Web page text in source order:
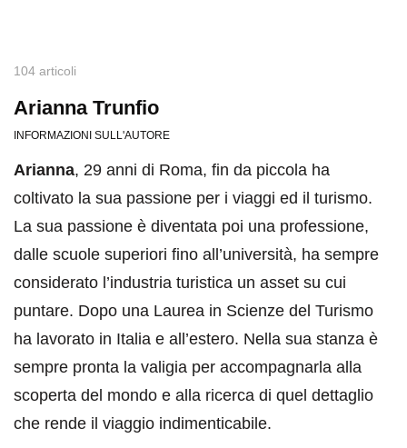
104 articoli
Arianna Trunfio
INFORMAZIONI SULL'AUTORE
Arianna, 29 anni di Roma, fin da piccola ha
coltivato la sua passione per i viaggi ed il turismo.
La sua passione è diventata poi una professione,
dalle scuole superiori fino all’università, ha sempre
considerato l’industria turistica un asset su cui
puntare. Dopo una Laurea in Scienze del Turismo
ha lavorato in Italia e all’estero. Nella sua stanza è
sempre pronta la valigia per accompagnarla alla
scoperta del mondo e alla ricerca di quel dettaglio
che rende il viaggio indimenticabile.